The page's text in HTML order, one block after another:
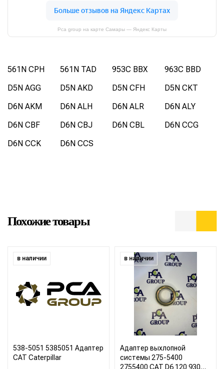
Pca group на карте Самары — Яндекс Карты
561N CPH 561N TAD 953C BBX
963C BBD
D5N AGG
D5N AKD D5N CFH
D5N CKT
D6N AKM
D6N ALH D6N ALR
D6N ALY
D6N CBF
D6N CBJ D6N CBL
D6N CCG
D6N CCK
D6N CCS
Похожие товары
в наличии
538-5051 5385051 Адаптер
CAT Caterpillar
в наличии
Адаптер выхлопной
системы 275-5400
2755400 CAT D6 120 930